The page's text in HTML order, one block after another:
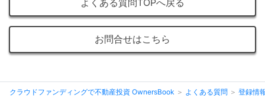
よくある質問TOPへ戻る
お問合せはこちら
クラウドファンディングで不動産投資 OwnersBook よくある質問 登録情